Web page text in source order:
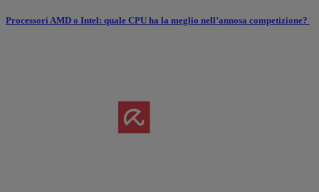
Processori AMD o Intel: quale CPU ha la meglio nell’annosa competizione?